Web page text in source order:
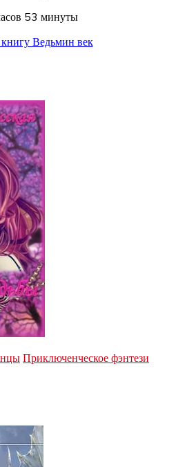
53 минуты
Приключенческое фэнтези